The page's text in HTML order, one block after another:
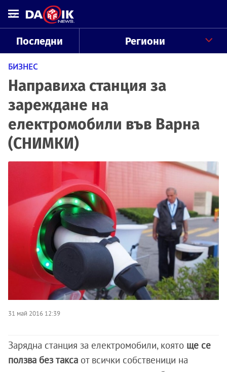
Последни Региони
БИЗНЕС
Направиха станция за
зареждане на
електромобили във Варна
(СНИМКИ)
31 май 2016 12:39
Зарядна станция за електромобили, която ще се
ползва без такса от всички собственици на